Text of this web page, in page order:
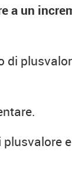
a un
di
e